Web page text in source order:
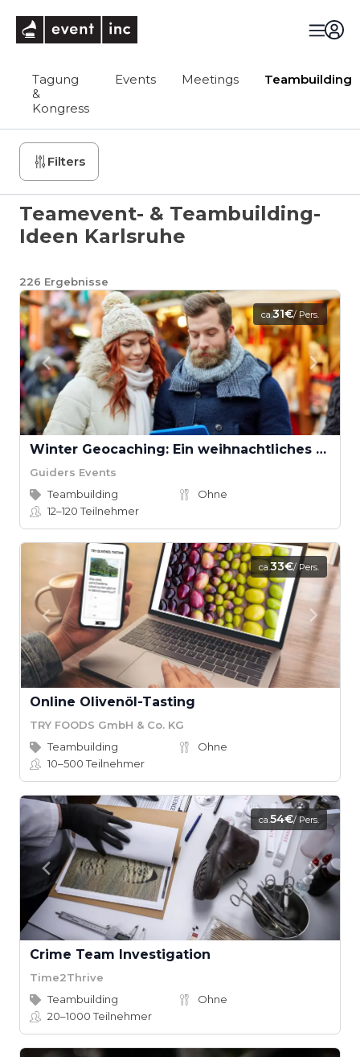
Tagung
&
Kongress
Events Meetings Teambuilding
Filters
Teamevent- & Teambuilding-
Ideen Karlsruhe
226 Ergebnisse
ca.31€/ Pers.
Winter Geocaching: Ein weihnachtliches Abenteuer für Teams
Guiders Events
Teambuilding
Ohne
12–120Teilnehmer
ca.33€/ Pers.
Online Olivenöl-Tasting
TRY FOODS GmbH & Co. KG
Teambuilding
Ohne
10–500Teilnehmer
ca.54€/ Pers.
Crime Team Investigation
Time2Thrive
Teambuilding
Ohne
20–1000Teilnehmer